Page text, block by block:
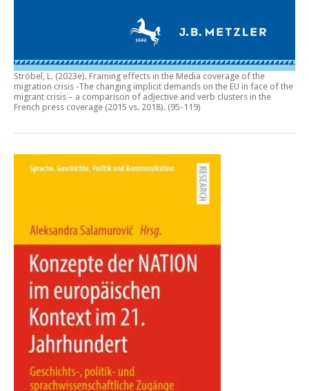
Ströbel, L. (2023e). Framing effects in the Media coverage of the
migration crisis -The changing implicit demands on the EU in face of the
migrant crisis – a comparison of adjective and verb clusters in the
French press coverage (2015 vs. 2018). (95-119)